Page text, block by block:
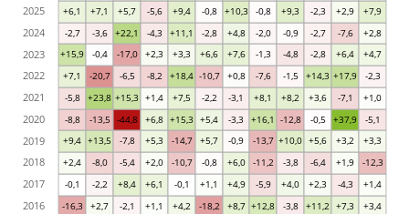
-16,3 +2,7 -2,1 +1,1 +4,2 -18,2 +8,7 +12,8 -3,8 +11,2 +7,3 +3,4
-0,1 -2,2 +8,4 +6,1 -0,1 +1,1 +4,9 -5,9 +4,0 +2,3 -4,3 +1,4
+2,4 -8,0 -5,4 +2,0 -10,7 -0,8 +6,0 -11,2 -3,8 -6,4 +1,9 -12,3
+9,4 +13,5 -7,8 +5,3 -14,7 +5,7 -0,9 -13,7 +10,0 +5,6 +3,2 +3,3
-8,8 -13,5 -44,8 +6,8 +15,3 +5,4 -3,3 +16,1 -12,8 -0,5 +37,9 -5,1
-5,8 +23,8 +15,3 +1,4 +7,5 -2,2 -3,1 +8,1 +8,2 +3,6 -7,1 +1,0
+7,1 -20,7 -6,5 -8,2 +18,4 -10,7 +0,8 -7,6 -1,5 +14,3 +17,9 -2,3
+15,9 -0,4 -17,0 +2,3 +3,3 +6,6 +7,6 -1,3 -4,8 -2,8 +6,4 +4,7
-2,7 -3,6 +22,1 -4,3 +11,1 -2,8 +4,8 -2,0 -0,9 -2,7 -7,6 +2,8
+6,1 +7,1 +5,7 -5,6 +9,4 -0,8 +10,3 -0,8 +9,3 -2,3 +2,9 +7,9
2016
2017
2018
2019
2020
2021
2022
2023
2024
2025